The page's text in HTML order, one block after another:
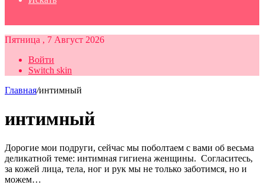
Пятница , 7 Август 2026
Войти
Switch skin
Главная/интимный
интимный
Дорогие мои подруги, сейчас мы поболтаем с вами об весьма
деликатной теме: интимная гигиена женщины. Согласитесь,
за кожей лица, тела, ног и рук мы не только заботимся, но и
можем…